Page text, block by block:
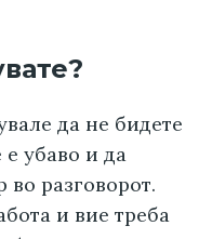
да не бидете
убаво и да
во разговорот.
и вие треба